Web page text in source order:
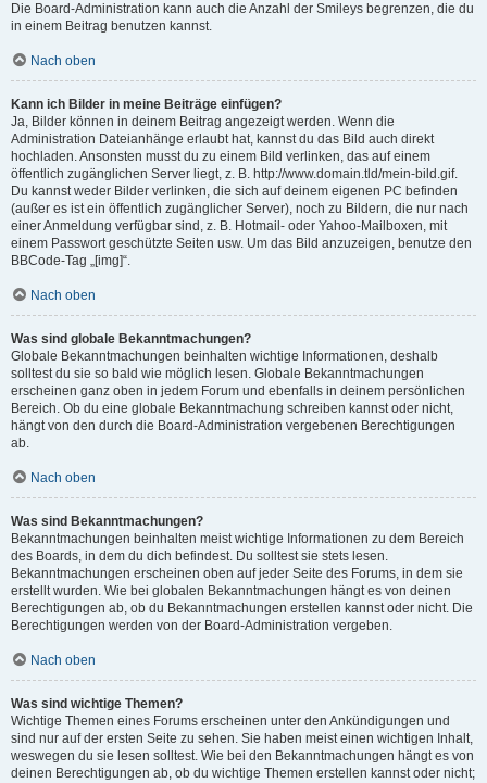
Die Board-Administration kann auch die Anzahl der Smileys begrenzen, die du
in einem Beitrag benutzen kannst.
Nach oben
Kann ich Bilder in meine Beiträge einfügen?
Ja, Bilder können in deinem Beitrag angezeigt werden. Wenn die
Administration Dateianhänge erlaubt hat, kannst du das Bild auch direkt
hochladen. Ansonsten musst du zu einem Bild verlinken, das auf einem
öffentlich zugänglichen Server liegt, z. B. http://www.domain.tld/mein-bild.gif.
Du kannst weder Bilder verlinken, die sich auf deinem eigenen PC befinden
(außer es ist ein öffentlich zugänglicher Server), noch zu Bildern, die nur nach
einer Anmeldung verfügbar sind, z. B. Hotmail- oder Yahoo-Mailboxen, mit
einem Passwort geschützte Seiten usw. Um das Bild anzuzeigen, benutze den
BBCode-Tag „[img]“.
Nach oben
Was sind globale Bekanntmachungen?
Globale Bekanntmachungen beinhalten wichtige Informationen, deshalb
solltest du sie so bald wie möglich lesen. Globale Bekanntmachungen
erscheinen ganz oben in jedem Forum und ebenfalls in deinem persönlichen
Bereich. Ob du eine globale Bekanntmachung schreiben kannst oder nicht,
hängt von den durch die Board-Administration vergebenen Berechtigungen
ab.
Nach oben
Was sind Bekanntmachungen?
Bekanntmachungen beinhalten meist wichtige Informationen zu dem Bereich
des Boards, in dem du dich befindest. Du solltest sie stets lesen.
Bekanntmachungen erscheinen oben auf jeder Seite des Forums, in dem sie
erstellt wurden. Wie bei globalen Bekanntmachungen hängt es von deinen
Berechtigungen ab, ob du Bekanntmachungen erstellen kannst oder nicht. Die
Berechtigungen werden von der Board-Administration vergeben.
Nach oben
Was sind wichtige Themen?
Wichtige Themen eines Forums erscheinen unter den Ankündigungen und
sind nur auf der ersten Seite zu sehen. Sie haben meist einen wichtigen Inhalt,
weswegen du sie lesen solltest. Wie bei den Bekanntmachungen hängt es von
deinen Berechtigungen ab, ob du wichtige Themen erstellen kannst oder nicht;